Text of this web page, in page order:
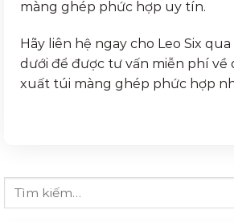
màng ghép phức hợp uy tín.
Hãy liên hệ ngay cho Leo Six
dưới để được tư vấn miễn phí về
xuất túi màng ghép phức hợp